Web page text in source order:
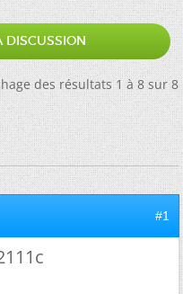
DISCUSSION
des résultats 1 à 8 sur 8
#1